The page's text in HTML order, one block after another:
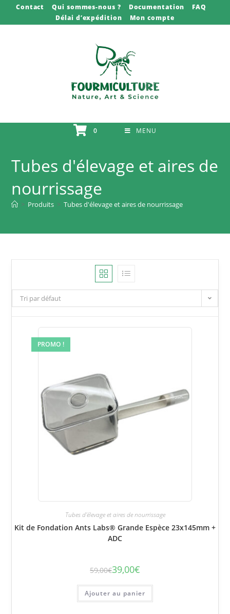
Contact Qui sommes-nous ? Documentation
FAQ
Délai d’expédition
Mon compte
0 MENU
Tubes d'élevage et aires de
nourrissage
> Produits > Tubes d'élevage et aires de nourrissage
Tri par défaut
PROMO !
Tubes d'élevage et aires de nourrissage
Kit de Fondation Ants Labs® Grande Espèce 23x145mm +
ADC
59,00€ Le
initial
était :
59,00€.
39,00€
Le
actuel
est :
39,00€.
Ajouter au panier